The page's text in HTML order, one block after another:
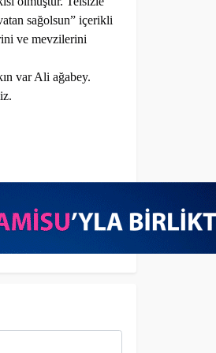
sağolsun” içerikli
ve mevzilerini
var Ali ağabey.